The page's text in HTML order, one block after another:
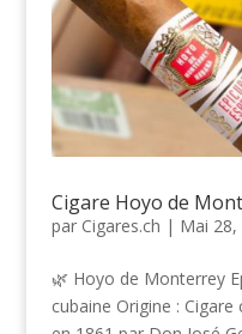
Cigare Hoyo de
par Cigares.ch | Mai 28,
🌿 Hoyo de Monterrey
cubaine Origine :